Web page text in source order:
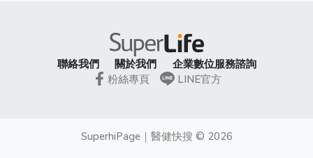
聯絡我們 關於我們
企業數位服務諮詢
粉絲專頁
LINE官方
SuperhiPage｜ 醫健快搜 © 2026